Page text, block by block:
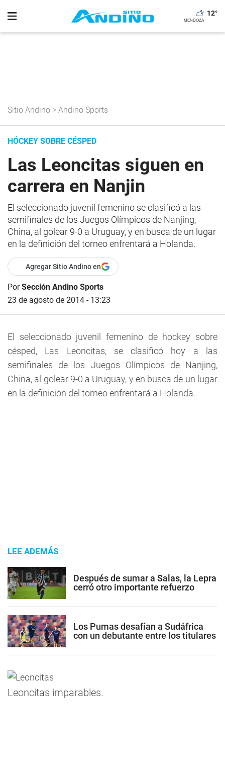
12°
Sitio Andino > Andino Sports
HÓCKEY SOBRE CÉSPED
Las Leoncitas siguen en
carrera en Nanjin
El seleccionado juvenil femenino se clasificó a las
semifinales de los Juegos Olímpicos de Nanjing,
China, al golear 9-0 a Uruguay, y en busca de un lugar
en la definición del torneo enfrentará a Holanda.
Agregar Sitio Andino en
PorSección Andino Sports
23 de agosto de 2014 - 13:23
El seleccionado juvenil femenino de hockey sobre
césped, Las Leoncitas, se clasificó hoy a las
semifinales de los Juegos Olímpicos de Nanjing,
China, al golear 9-0 a Uruguay, y en busca de un lugar
en la definición del torneo enfrentará a Holanda.
LEE ADEMÁS
Después de sumar a Salas, la Lepra
cerró otro importante refuerzo
Los Pumas desafían a Sudáfrica
con un debutante entre los titulares
Leoncitas imparables.